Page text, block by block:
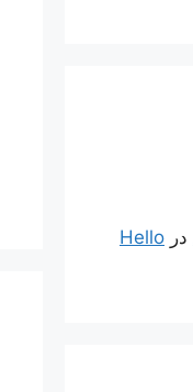
در Hello